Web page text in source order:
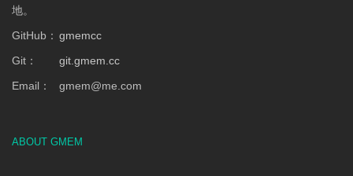
地。
GitHub： gmemcc
Git：
git.gmem.cc
Email：
gmem@me.com
ABOUT GMEM